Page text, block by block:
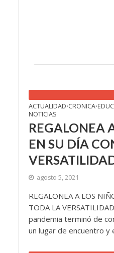
ACTUALIDAD•CRONICA•
NOTICIAS
REGALONEA
EN SU DÍA
agosto 5, 2021
REGALONEA A LOS
TODA LA
pandemia terminó de
un lugar de encuentro y